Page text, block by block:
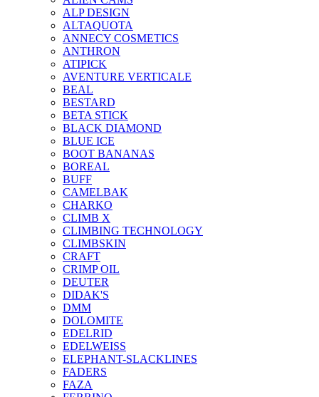
ALP DESIGN
ALTAQUOTA
ANNECY COSMETICS
ANTHRON
ATIPICK
AVENTURE VERTICALE
BEAL
BESTARD
BETA STICK
BLACK DIAMOND
BLUE ICE
BOOT BANANAS
BOREAL
BUFF
CAMELBAK
CHARKO
CLIMB X
CLIMBING TECHNOLOGY
CLIMBSKIN
CRAFT
CRIMP OIL
DEUTER
DIDAK'S
DMM
DOLOMITE
EDELRID
EDELWEISS
ELEPHANT-SLACKLINES
FADERS
FAZA